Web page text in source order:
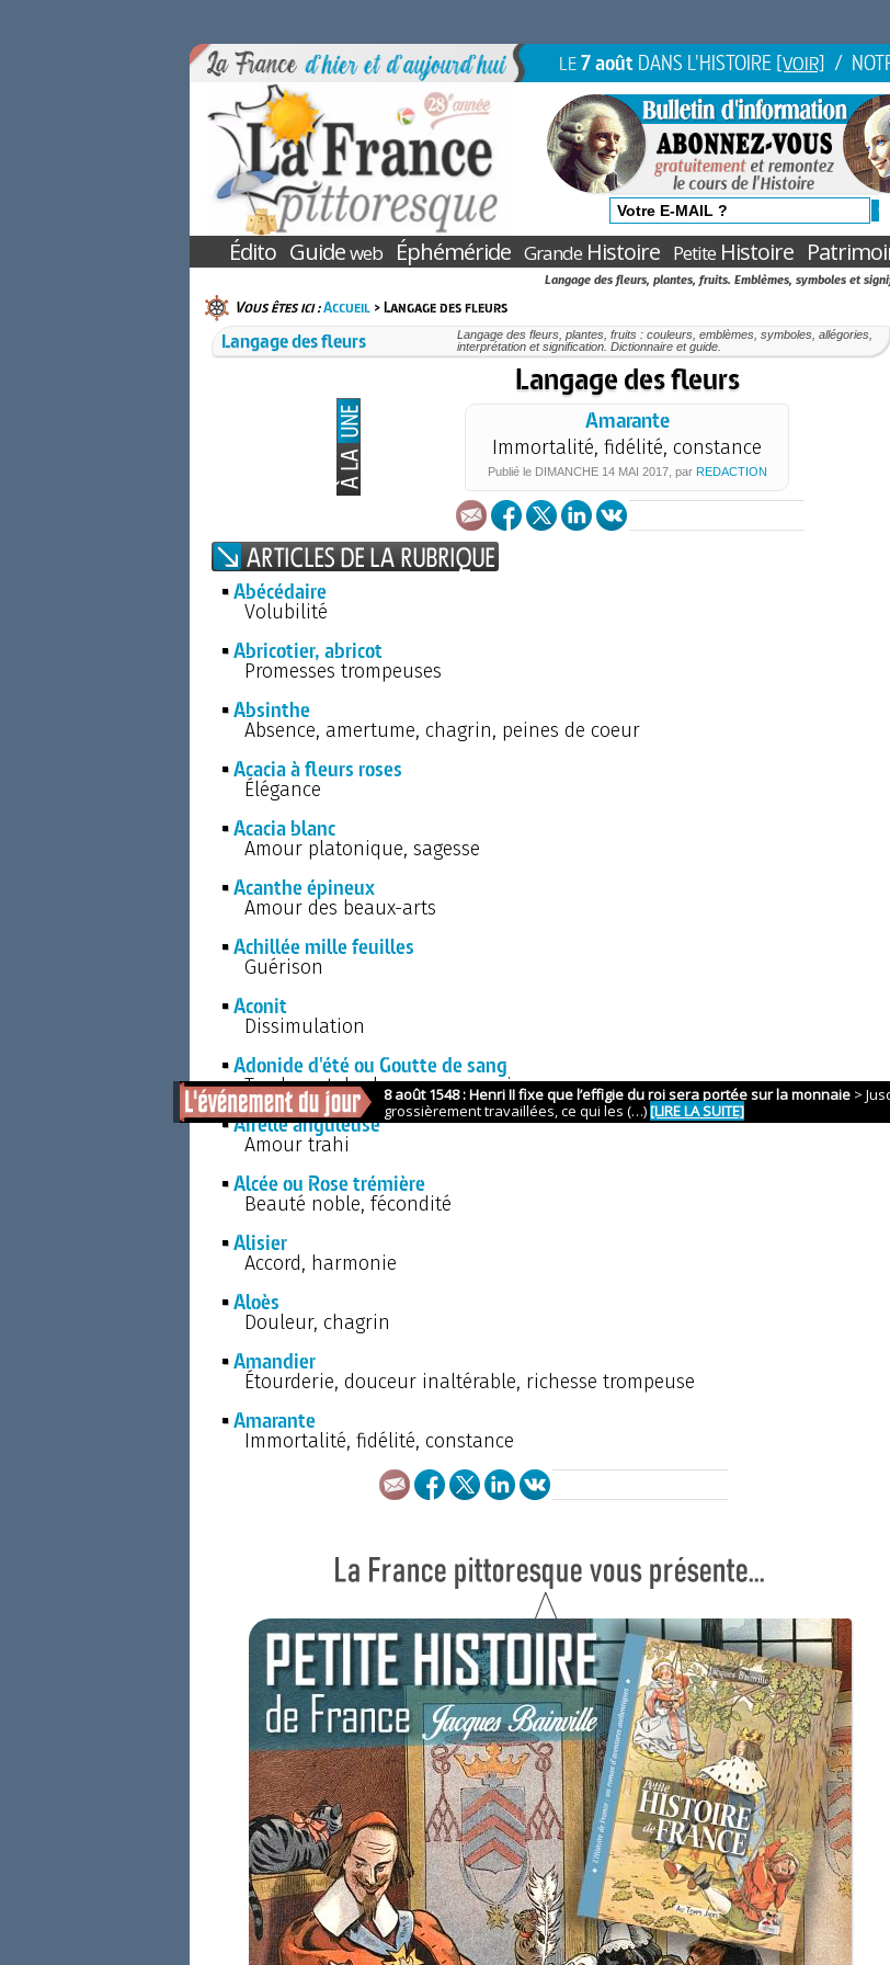
LE7 août DANS L'HISTOIRE [VOIR] /
Édito Guideweb Éphéméride GrandeHistoire PetiteHistoire
Langage des fleurs, plantes, fruits. Emblèmes, symboles et
Vous êtes ici :Accueil> Langage des fleurs
Langage des fleurs
Langage des fleurs, plantes, fruits : couleurs, emblèmes, symboles, allégories,
interprétation et signification. Dictionnaire et guide.
Langage des fleurs
Amarante
Immortalité, fidélité, constance
Publié le DIMANCHE 14 MAI 2017, par REDACTION
Abécédaire
Volubilité
Abricotier, abricot
Promesses trompeuses
Absinthe
Absence, amertume, chagrin, peines de coeur
Acacia à fleurs roses
Élégance
Acacia blanc
Amour platonique, sagesse
Acanthe épineux
Amour des beaux-arts
Achillée mille feuilles
Guérison
Aconit
Dissimulation
Adonide d'été ou Goutte de sang
Tendres et douloureux souvenirs
Airelle anguleuse
Amour trahi
Alcée ou Rose trémière
Beauté noble, fécondité
Alisier
Accord, harmonie
Aloès
Douleur, chagrin
Amandier
Étourderie, douceur inaltérable, richesse trompeuse
Amarante
Immortalité, fidélité, constance